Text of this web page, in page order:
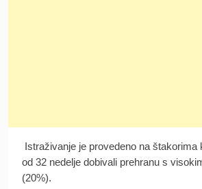
Istraživanje je provedeno na štakorima
od 32 nedelje dobivali prehranu s
(20%).